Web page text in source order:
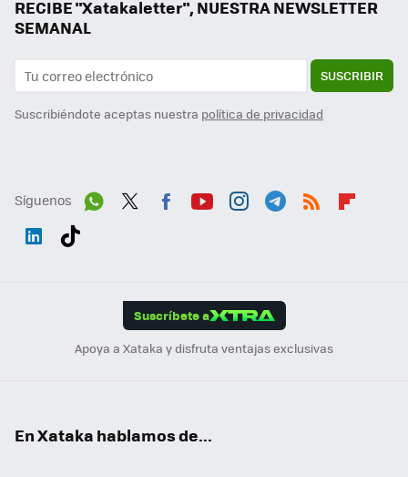
RECIBE "Xatakaletter", NUESTRA NEWSLETTER
SEMANAL
SUSCRIBIR
Suscribiéndote aceptas nuestra política de privacidad
Síguenos
Suscríbete a
Apoya a Xataka y disfruta ventajas exclusivas
En Xataka hablamos de...